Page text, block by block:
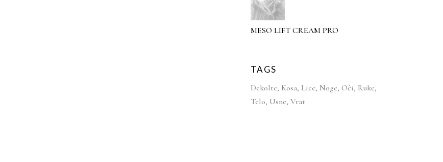
MESO LIFT CREAM PRO
TAGS
Dekolte Kosa Lice Noge Oči Ruke
Telo Usne Vrat